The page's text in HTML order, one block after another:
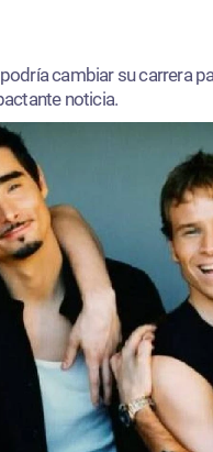
cambiar su carrera
noticia.